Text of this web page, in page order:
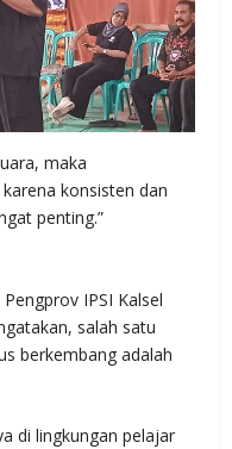
maka
konsisten dan
penting.”
IPSI Kalsel
salah satu
berkembang adalah
di lingkungan pelajar